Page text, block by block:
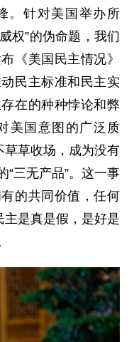
。针对美国举办所
权”的伪命题，我们
《美国民主情况》
民主标准和民主实
在的种种悖论和弊
美国意图的广泛质
草草收场，成为没有
“三无产品”。这一事
的共同价值，任何
主是真是假，是好是